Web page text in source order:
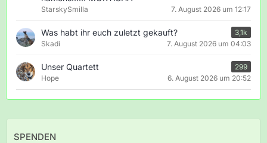
StarskySmilla 7. August 2026 um 12:17
Was habt ihr euch zuletzt gekauft?
3,1k
Skadi
7. August 2026 um 04:03
Unser Quartett
299
Hope
6. August 2026 um 20:52
SPENDEN